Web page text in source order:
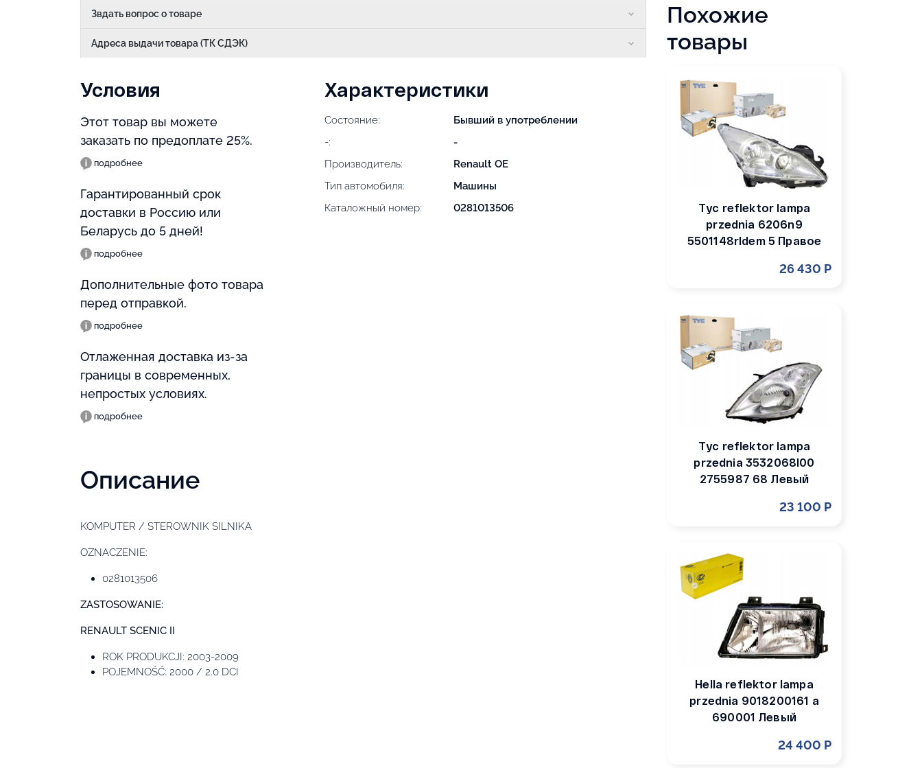
Звдать вопрос о товаре
Адреса выдачи товара (ТК СДЭК)
Условия
Этот товар вы можете
заказать по предоплате 25%.
подробнее
Гарантированный срок
доставки в Россию или
Беларусь до 5 дней!
подробнее
Дополнительные фото товара
перед отправкой.
подробнее
Отлаженная доставка из-за
границы в современных,
непростых условиях.
подробнее
Характеристики
Состояние:
Бывший в употреблении
-:
-
Производитель:
Renault OE
Тип автомобиля:
Машины
Каталожный номер:
0281013506
Описание
KOMPUTER / STEROWNIK SILNIKA
OZNACZENIE:
0281013506
ZASTOSOWANIE:
RENAULT SCENIC II
ROK PRODUKCJI: 2003-2009
POJEMNOŚĆ: 2000 / 2.0 DCI
Похожие
товары
Tyc reflektor lampa
przednia 6206n9
5501148rldem 5 Правое
26 430 Р
Tyc reflektor lampa
przednia 3532068l00
2755987 68 Левый
23 100 Р
Hella reflektor lampa
przednia 9018200161 a
690001 Левый
24 400 Р